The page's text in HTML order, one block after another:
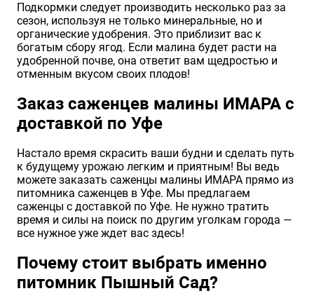
Подкормки следует производить несколько раз за
сезон, используя не только минеральные, но и
органические удобрения. Это приблизит вас к
богатым сбору ягод. Если малина будет расти на
удобренной почве, она ответит вам щедростью и
отменным вкусом своих плодов!
Заказ саженцев малины ИМАРА с
доставкой по Уфе
Настало время скрасить ваши будни и сделать путь
к будущему урожаю легким и приятным! Вы ведь
можете заказать саженцы малины ИМАРА прямо из
питомника саженцев в Уфе. Мы предлагаем
саженцы с доставкой по Уфе. Не нужно тратить
время и силы на поиск по другим уголкам города —
все нужное уже ждет вас здесь!
Почему стоит выбрать именно
питомник Пышный Сад?